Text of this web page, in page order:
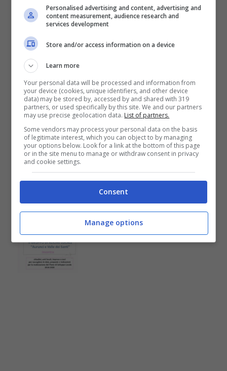
esigenze della realtà e delle potenzialità
territoriali e, nessuno meglio degli operatori
interessati possono conoscere tali elementi e
condividerli con chi amministra e,
soprattutto, con chi poi dovrà redigere i
documenti necessari da sottoporre alla
Regione Lazio per l’ammissione a
Sindaco – che vi sia una nutrita
partecipazione da parte degli operatori di
settore e dei cittadini che tengono a cuore il
Personalised advertising and content, advertising and
content measurement, audience research and
services development
Store and/or access information on a device
Learn more
Your personal data will be processed and information from
your device (cookies, unique identifiers, and other device
data) may be stored by, accessed by and shared with 319
partners, or used specifically by this site. We and our partners
may use precise geolocation data. List of partners.
Some vendors may process your personal data on the basis
of legitimate interest, which you can object to by managing
your options below. Look for a link at the bottom of this page
or in the site menu to manage or withdraw consent in privacy
and cookie settings.
Consent
Manage options